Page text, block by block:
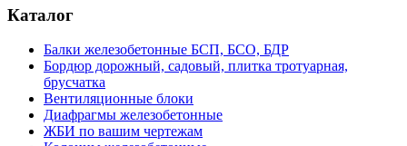
Каталог
Балки железобетонные БСП, БСО, БДР
Бордюр дорожный, садовый, плитка тротуарная,
брусчатка
Вентиляционные блоки
Диафрагмы железобетонные
ЖБИ по вашим чертежам